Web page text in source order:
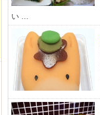
い ...